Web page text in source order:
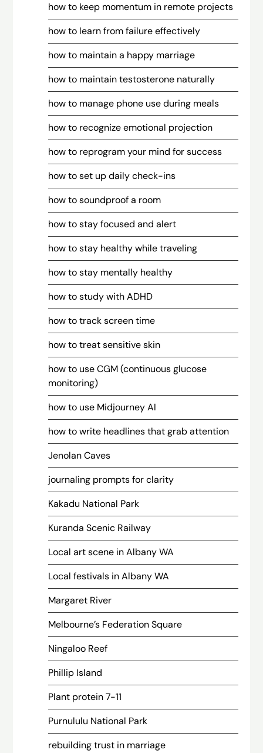
how to keep momentum in remote projects
how to learn from failure effectively
how to maintain a happy marriage
how to maintain testosterone naturally
how to manage phone use during meals
how to recognize emotional projection
how to reprogram your mind for success
how to set up daily check-ins
how to soundproof a room
how to stay focused and alert
how to stay healthy while traveling
how to stay mentally healthy
how to study with ADHD
how to track screen time
how to treat sensitive skin
how to use CGM (continuous glucose
monitoring)
how to use Midjourney AI
how to write headlines that grab attention
Jenolan Caves
journaling prompts for clarity
Kakadu National Park
Kuranda Scenic Railway
Local art scene in Albany WA
Local festivals in Albany WA
Margaret River
Melbourne’s Federation Square
Ningaloo Reef
Phillip Island
Plant protein 7-11
Purnululu National Park
rebuilding trust in marriage